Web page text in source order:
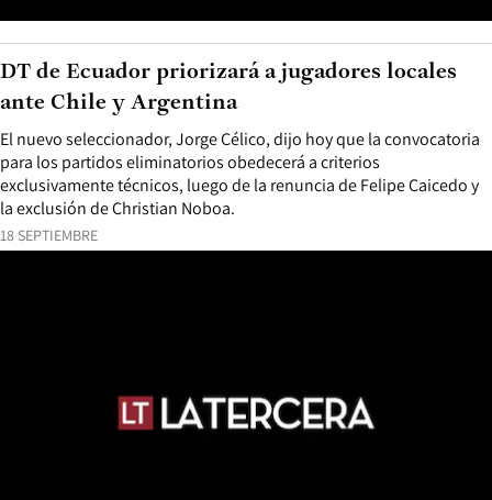
18 SEPTIEMBRE
El nuevo seleccionador, Jorge Célico, dijo hoy que la convocatoria
para los partidos eliminatorios obedecerá a criterios
exclusivamente técnicos, luego de la renuncia de Felipe Caicedo y
la exclusión de Christian Noboa.
DT de Ecuador priorizará a jugadores locales
ante Chile y Argentina